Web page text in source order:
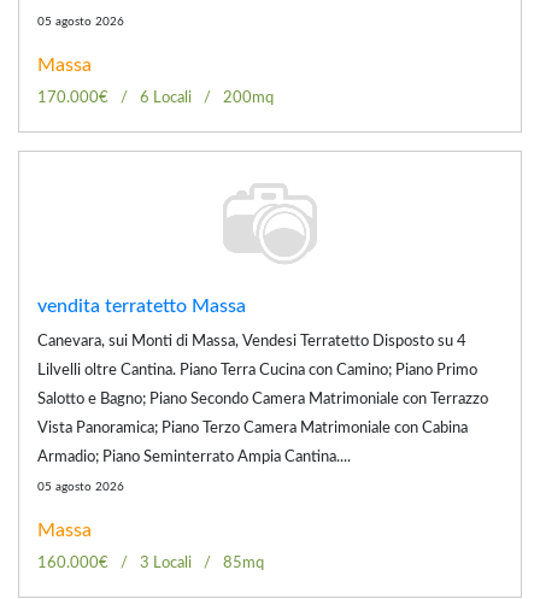
05 agosto 2026
Massa
170.000€ 6 Locali 200mq
vendita terratetto Massa
Canevara, sui Monti di Massa, Vendesi Terratetto Disposto su 4
Lilvelli oltre Cantina. Piano Terra Cucina con Camino; Piano Primo
Salotto e Bagno; Piano Secondo Camera Matrimoniale con Terrazzo
Vista Panoramica; Piano Terzo Camera Matrimoniale con Cabina
Armadio; Piano Seminterrato Ampia Cantina....
05 agosto 2026
Massa
160.000€ 3 Locali 85mq